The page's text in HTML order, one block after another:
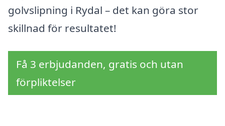
golvslipning i Rydal – det kan göra stor
skillnad för resultatet!
Få 3 erbjudanden, gratis och utan
förpliktelser